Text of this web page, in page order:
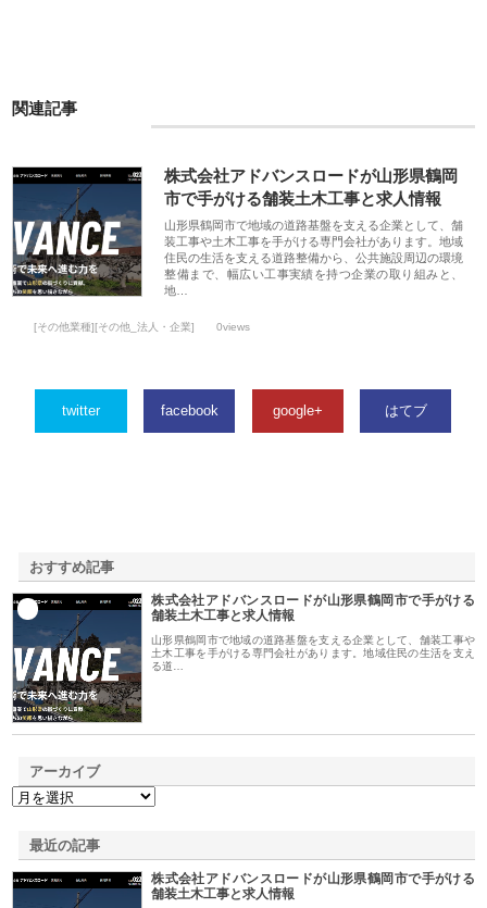
関連記事
株式会社アドバンスロードが山形県鶴岡
市で手がける舗装土木工事と求人情報
山形県鶴岡市で地域の道路基盤を支える企業として、舗
装工事や土木工事を手がける専門会社があります。地域
住民の生活を支える道路整備から、公共施設周辺の環境
整備まで、幅広い工事実績を持つ企業の取り組みと、
地…
[その他業種][その他_法人・企業] 0views
twitter facebook google+ はてブ
おすすめ記事
株式会社アドバンスロードが山形県鶴岡市で手がける
舗装土木工事と求人情報
山形県鶴岡市で地域の道路基盤を支える企業として、舗装工事や
土木工事を手がける専門会社があります。地域住民の生活を支え
る道…
アーカイブ
最近の記事
株式会社アドバンスロードが山形県鶴岡市で手がける
舗装土木工事と求人情報